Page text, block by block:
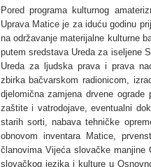
Pored programa kulturnog
Uprava Matice je za iduću godinu
na održavanje materijalne kulturne
putem sredstava Ureda za iseljene
Ureda za ljudska prava i prava
zbirka bačvarskom radionicom,
djelomična zamjena drvene
zaštite i vatrodojave, eventualni
starih sorti, nabava tehničke
obnovom inventara Matice,
članovima Vijeća slovačke
slovačkog jezika i kulture u